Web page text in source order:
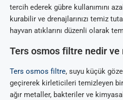
tercih ederek gübre kullanımını
kurabilir ve drenajlarınızı temiz
hayvan atıklarını düzenli olarak
Ters osmos filtre nedir ve
Ters osmos filtre, suyu küçük
geçirerek kirleticileri temizleyen
ağır metaller, bakteriler ve